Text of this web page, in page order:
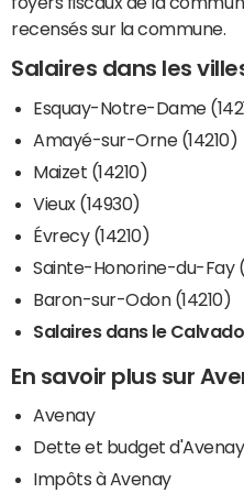
recensés sur la commune.
Salaires dans les
Esquay-Notre-Dame
Amayé-sur-Orne (14210)
Maizet (14210)
Vieux (14930)
Évrecy (14210)
Sainte-Honorine-du-Fay
Baron-sur-Odon (14210)
Salaires dans le
En savoir plus sur
Avenay
Dette et budget d'Avenay
Impôts à Avenay